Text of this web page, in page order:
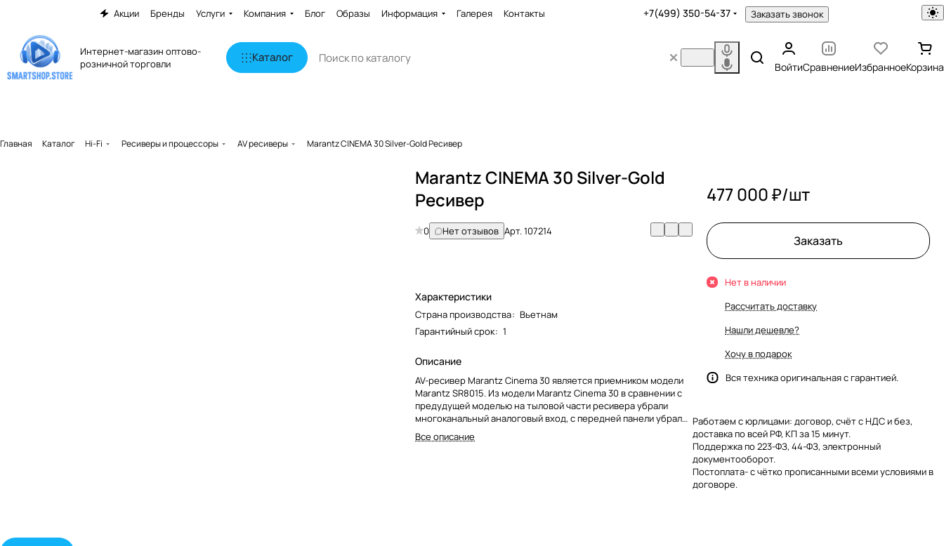
Акции Бренды Услуги Компания Блог Образы Информация Галерея Контакты +7(499) 350-54-37 Заказать звонок
Интернет-магазин оптово-
розничной торговли
Каталог
ВойтиСравнениеИзбранноеКорзина
Главная Каталог Hi-Fi Ресиверы и процессоры AV ресиверы Marantz CINEMA 30 Silver-Gold Ресивер
Marantz CINEMA 30 Silver-Gold
Ресивер
0 Нет отзывов Арт.107214
Характеристики
Страна производства: Вьетнам
Гарантийный срок: 1
Описание
AV-ресивер Marantz Cinema 30 является приемником модели
Marantz SR8015. Из модели Marantz Cinema 30 в сравнении с
предудущей моделью на тыловой части ресивера убрали
многоканальный аналоговый вход, с передней панели убрали
аналоговый и цифровой HDMI вход, пульт дистанционного
управления лишился дисплея. Так-же передняя панель за
Все описание
477 000 ₽/шт
Заказать
Нет в наличии
Рассчитать доставку
Нашли дешевле?
Хочу в подарок
Вся техника оригинальная с гарантией.
Работаем с юрлицами: договор, счёт с НДС и без,
доставка по всей РФ, КП за 15 минут.
Поддержка по 223-ФЗ, 44-ФЗ, электронный
документооборот.
Постоплата- с чётко прописанными всеми условиями в
договоре.